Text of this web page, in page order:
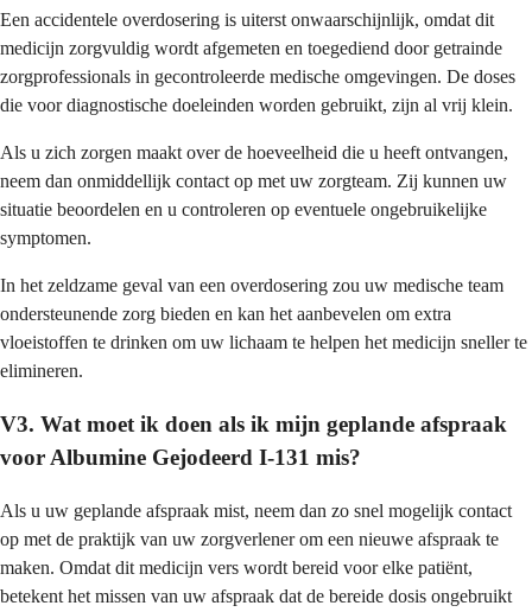
Een accidentele overdosering is uiterst onwaarschijnlijk, omdat dit
medicijn zorgvuldig wordt afgemeten en toegediend door getrainde
zorgprofessionals in gecontroleerde medische omgevingen. De doses
die voor diagnostische doeleinden worden gebruikt, zijn al vrij klein.
Als u zich zorgen maakt over de hoeveelheid die u heeft ontvangen,
neem dan onmiddellijk contact op met uw zorgteam. Zij kunnen uw
situatie beoordelen en u controleren op eventuele ongebruikelijke
symptomen.
In het zeldzame geval van een overdosering zou uw medische team
ondersteunende zorg bieden en kan het aanbevelen om extra
vloeistoffen te drinken om uw lichaam te helpen het medicijn sneller te
elimineren.
V3. Wat moet ik doen als ik mijn geplande afspraak
voor Albumine Gejodeerd I-131 mis?
Als u uw geplande afspraak mist, neem dan zo snel mogelijk contact
op met de praktijk van uw zorgverlener om een nieuwe afspraak te
maken. Omdat dit medicijn vers wordt bereid voor elke patiënt,
betekent het missen van uw afspraak dat de bereide dosis ongebruikt